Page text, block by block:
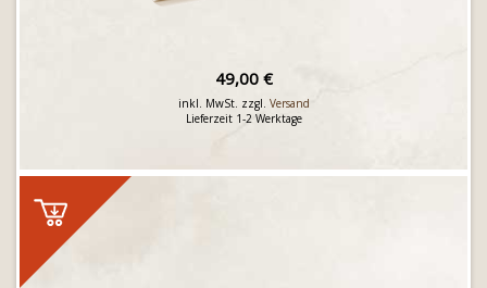
49,00 €
inkl. MwSt. zzgl. Versand
Lieferzeit 1-2 Werktage